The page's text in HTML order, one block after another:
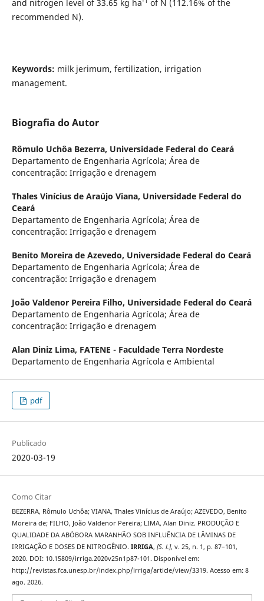
and nitrogen level of 33.65 kg ha
of N (112.16% of the
recommended N).
Keywords: milk jerimum, fertilization, irrigation
management.
Biografia do Autor
Rômulo Uchôa Bezerra, Universidade Federal do Ceará
Departamento de Engenharia Agrícola; Área de
concentração: Irrigação e drenagem
Thales Vinícius de Araújo Viana, Universidade Federal do
Ceará
Departamento de Engenharia Agrícola; Área de
concentração: Irrigação e drenagem
Benito Moreira de Azevedo, Universidade Federal do Ceará
Departamento de Engenharia Agrícola; Área de
concentração: Irrigação e drenagem
João Valdenor Pereira Filho, Universidade Federal do Ceará
Departamento de Engenharia Agrícola; Área de
concentração: Irrigação e drenagem
Alan Diniz Lima, FATENE - Faculdade Terra Nordeste
Departamento de Engenharia Agrícola e Ambiental
pdf
Publicado
2020-03-19
Como Citar
BEZERRA, Rômulo Uchôa; VIANA, Thales Vinícius de Araújo; AZEVEDO, Benito
Moreira de; FILHO, João Valdenor Pereira; LIMA, Alan Diniz. PRODUÇÃO E
QUALIDADE DA ABÓBORA MARANHÃO SOB INFLUÊNCIA DE LÂMINAS DE
IRRIGAÇÃO E DOSES DE NITROGÊNIO. IRRIGA, [S. l.], v. 25, n. 1, p. 87–101,
2020. DOI: 10.15809/irriga.2020v25n1p87-101. Disponível em:
http://revistas.fca.unesp.br/index.php/irriga/article/view/3319. Acesso em: 8
ago. 2026.